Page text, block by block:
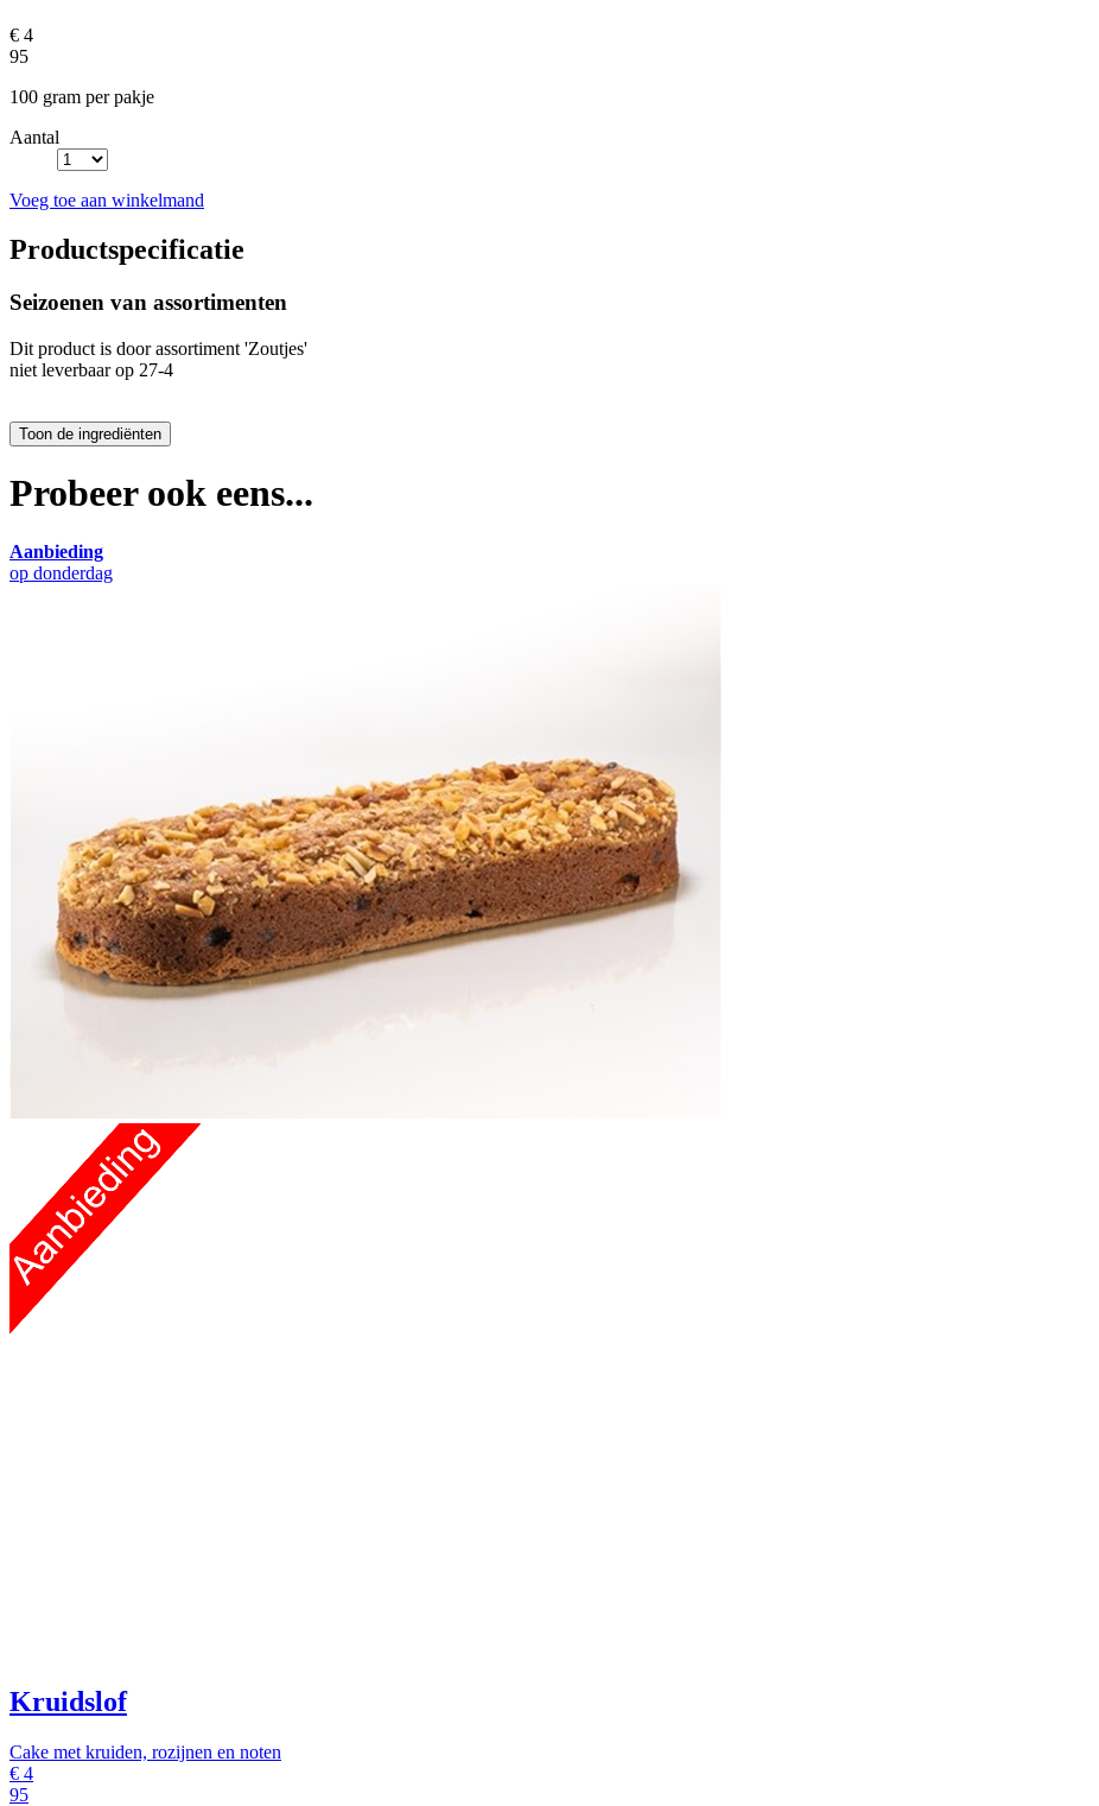
€ 4
95
100 gram per pakje
Aantal
Voeg toe aan winkelmand
Productspecificatie
Seizoenen van assortimenten
Dit product is door assortiment 'Zoutjes'
niet leverbaar op 27-4
Probeer ook eens...
Aanbieding
op donderdag
Kruidslof
Cake met kruiden, rozijnen en noten
€ 4
95